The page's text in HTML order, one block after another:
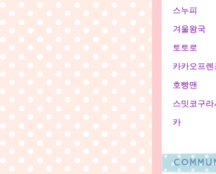
스누피
겨울왕국
토토로
카카오프렌
호빵맨
스밋코구라
카